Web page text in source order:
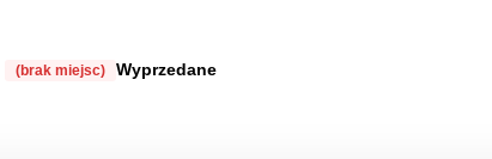
(brak miejsc) Wyprzedane